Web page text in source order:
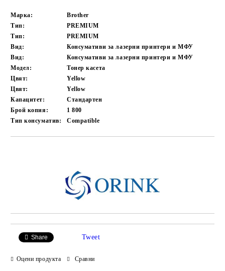
Марка:
Brother
Тип:
PREMIUM
Тип:
PREMIUM
Вид:
Консумативи за лазерни принтери и МФУ
Вид:
Консумативи за лазерни принтери и МФУ
Модел:
Тонер касета
Цвят:
Yellow
Цвят:
Yellow
Капацитет:
Стандартен
Брой копия:
1 800
Тип консуматив:
Compatible
Share Tweet
Оцени продукта Сравни